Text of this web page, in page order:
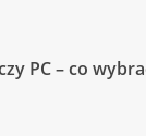
PC – co